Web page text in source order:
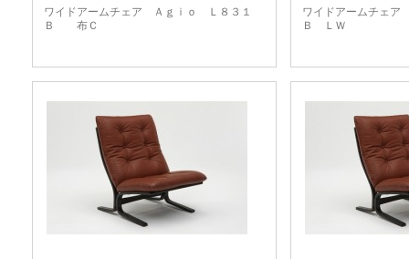
ワイドアームチェア Ａｇｉｏ Ｌ８３１
Ｂ 布Ｃ
ワイドアームチェ
Ｂ ＬＷ